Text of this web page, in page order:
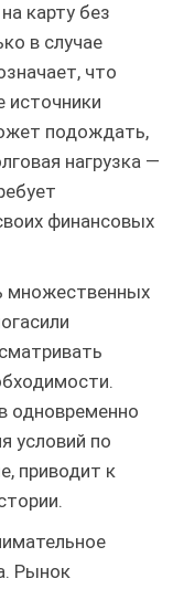
карту без
в случае
что
источники
подождать,
нагрузка —
финансовых
множественных
одновременно
условий по
приводит к
Рынок